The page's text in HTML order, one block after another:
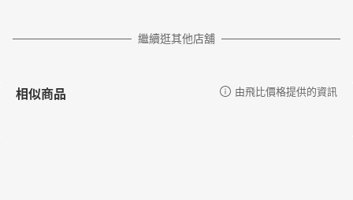
繼續逛其他店舖
相似商品 由飛比價格提供的資訊